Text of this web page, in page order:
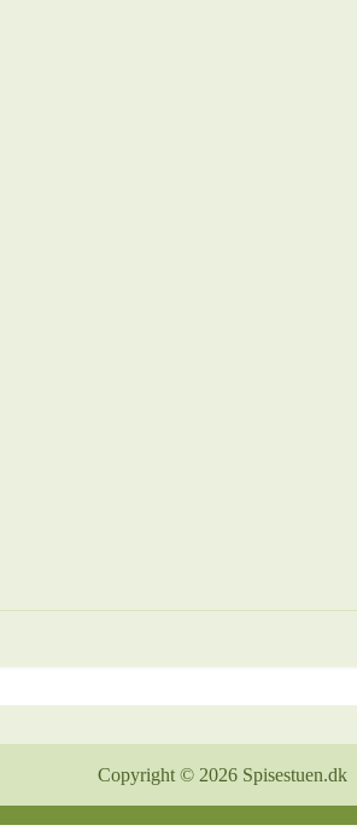
Copyright © 2026 Spisestuen.dk